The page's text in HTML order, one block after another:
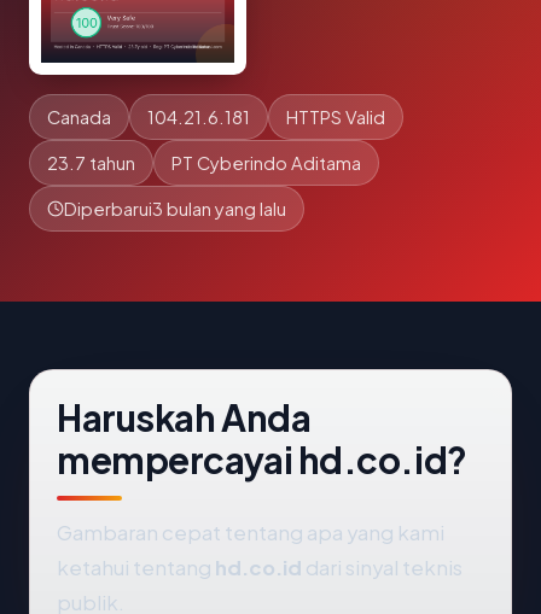
Canada 104.21.6.181 HTTPS Valid
23.7 tahun PT Cyberindo Aditama
Diperbarui3 bulan yang lalu
Haruskah Anda
mempercayai hd.co.id?
Gambaran cepat tentang apa yang kami
ketahui tentang hd.co.id dari sinyal teknis
publik.